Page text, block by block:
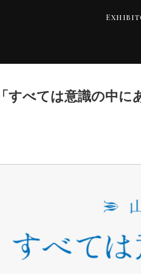
すべては意識の中に